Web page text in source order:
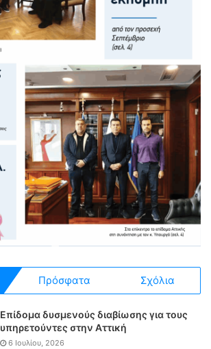
Πρόσφατα Σχόλια
Επίδομα δυσμενούς διαβίωσης για τους
υπηρετούντες στην Αττική
6 Ιουλίου, 2026